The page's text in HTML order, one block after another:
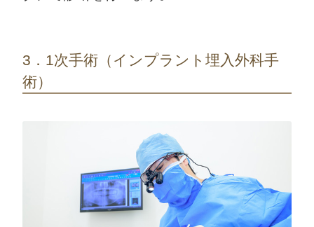
3．1次手術（インプラント埋入外科手
術）